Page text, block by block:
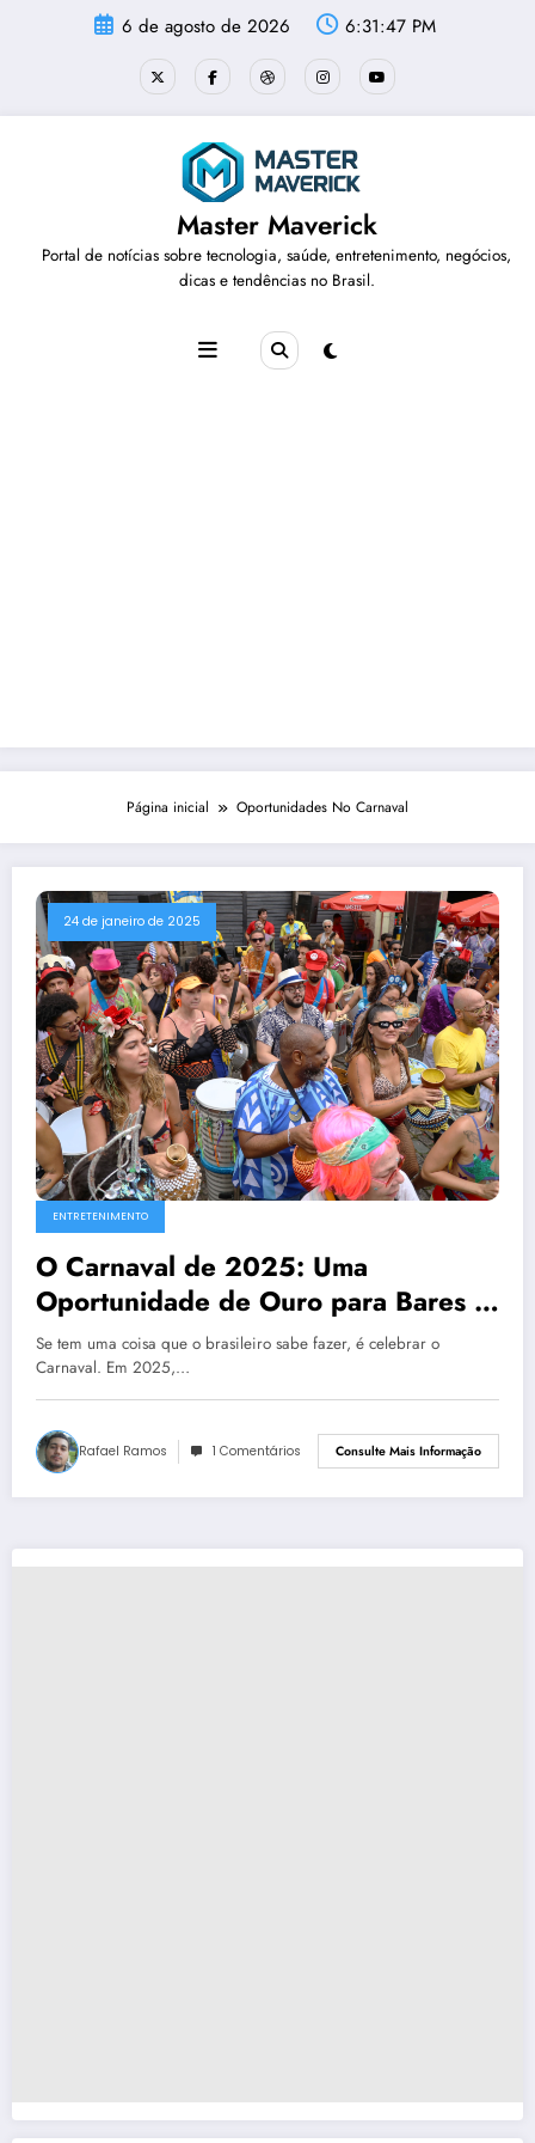
6 de agosto de 2026 6:31:48 PM
Master Maverick
Portal de notícias sobre tecnologia, saúde, entretenimento, negócios,
dicas e tendências no Brasil.
Página inicial Oportunidades No Carnaval
24 de janeiro de 2025
ENTRETENIMENTO
O Carnaval de 2025: Uma
Oportunidade de Ouro para Bares e
Restaurantes no Brasil
Se tem uma coisa que o brasileiro sabe fazer, é celebrar o
Carnaval. Em 2025,…
Rafael Ramos 1 Comentários Consulte Mais Informação